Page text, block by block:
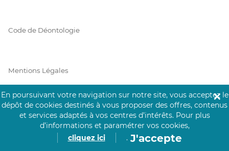
Code de Déontologie
Mentions Légales
Prérequis Click&Care
En poursuivant votre navigation sur notre site, vous acceptez le
dépôt de cookies destinés à vous proposer des offres, contenus
et services adaptés à vos centres d’intérêts. Pour plus
d’informations et paramétrer vos cookies,
cliquez ici
. J'accepte
✕